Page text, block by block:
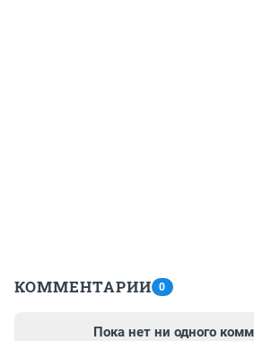
КОММЕНТАРИИ 0
Пока нет ни одного